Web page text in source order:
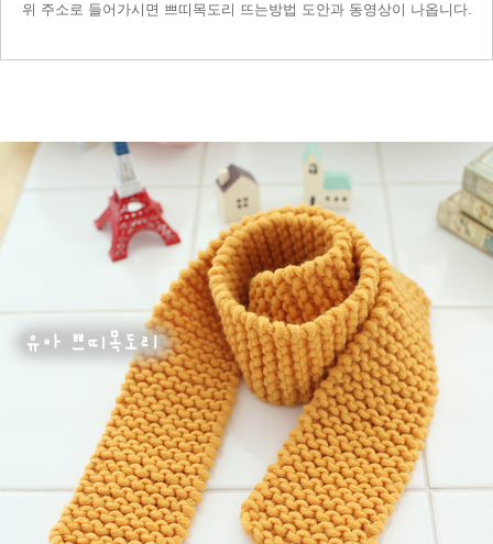
위 주소로 들어가시면 쁘띠목도리 뜨는방법 도안과 동영상이 나옵니다.